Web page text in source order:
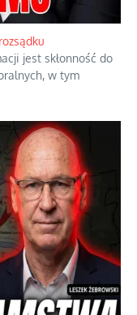
jest skłonność do
w tym